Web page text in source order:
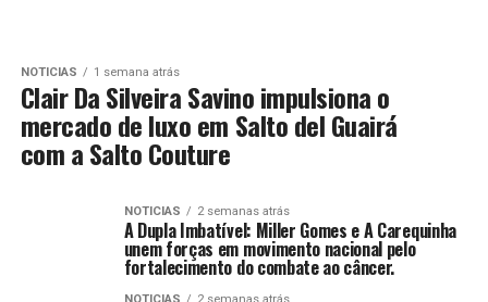
NOTICIAS 1 semana atrás
Clair Da Silveira Savino impulsiona o
mercado de luxo em Salto del Guairá
com a Salto Couture
NOTICIAS 2 semanas atrás
​A Dupla Imbatível: Miller Gomes e A Carequinha
unem forças em movimento nacional pelo
fortalecimento do combate ao câncer.